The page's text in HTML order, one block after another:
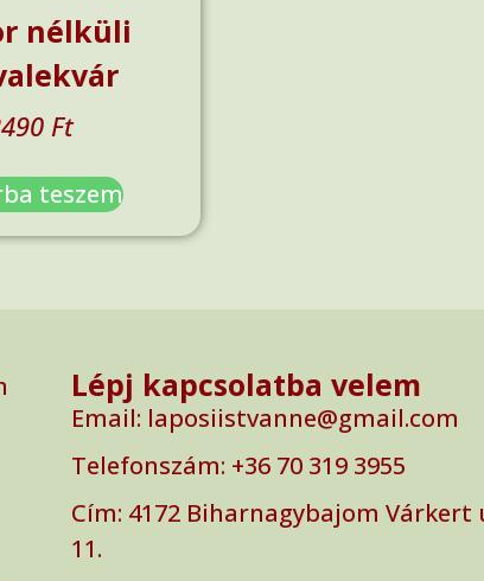
nélküli
Ft
teszem
Lépj kapcsolatba velem
Email: laposiistvanne@gmail.com
Telefonszám: ‭+36 70 319 3955‬
Cím: ‭4172 Biharnagybajom Várkert
11.